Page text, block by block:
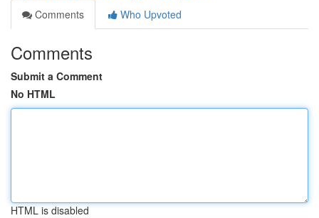
Comments
Who Upvoted
Comments
Submit a Comment
No HTML
HTML is disabled